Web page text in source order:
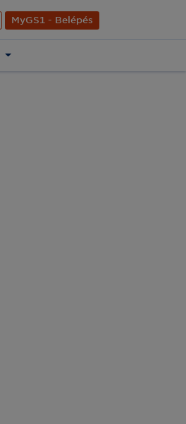
Rólunk
EN
MyGS1 - Belépés